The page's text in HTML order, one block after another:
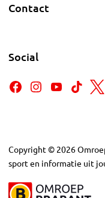
Contact
Social
Copyright © 2026
sport en informatie uit